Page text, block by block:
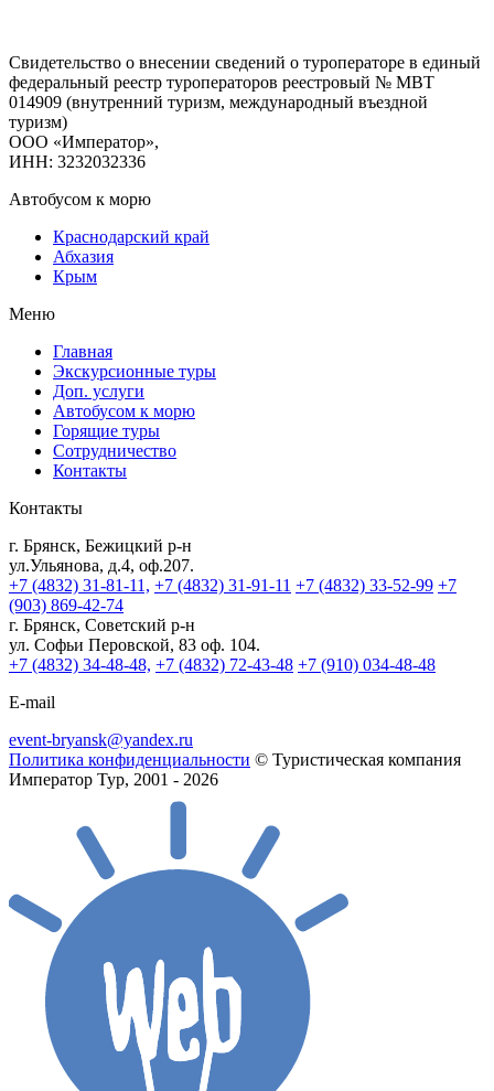
Свидетельство о внесении сведений о туроператоре в единый
федеральный реестр туроператоров реестровый № МВТ
014909 (внутренний туризм, международный въездной
туризм)
ООО «Император»,
ИНН: 3232032336
Автобусом к морю
Краснодарский край
Абхазия
Крым
Меню
Главная
Экскурсионные туры
Доп. услуги
Автобусом к морю
Горящие туры
Сотрудничество
Контакты
Контакты
г. Брянск, Бежицкий р-н
ул.Ульянова, д.4, оф.207.
+7 (4832) 31-81-11, +7 (4832) 31-91-11 +7 (4832) 33-52-99 +7
(903) 869-42-74
г. Брянск, Советский р-н
ул. Софьи Перовской, 83 оф. 104.
+7 (4832) 34-48-48, +7 (4832) 72-43-48 +7 (910) 034-48-48
E-mail
event-bryansk@yandex.ru
Политика конфиденциальности © Туристическая компания
Император Тур, 2001 - 2026